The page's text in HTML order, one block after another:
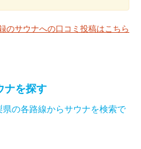
のサウナへの口コミ投稿はこちら
ナを探す
県の各路線からサウナを検索で